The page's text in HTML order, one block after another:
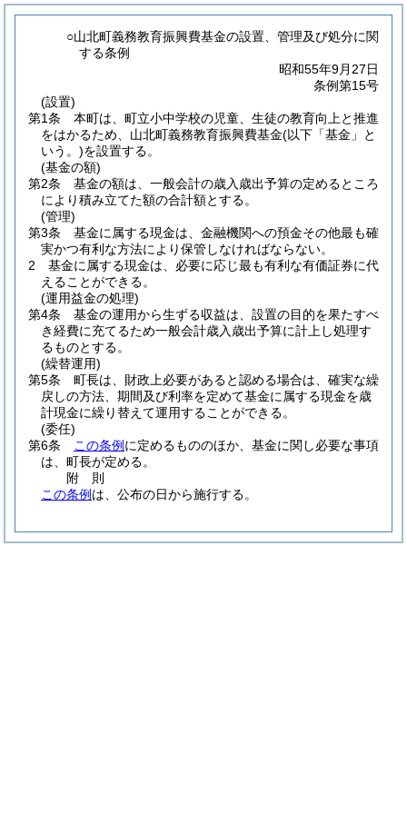
○山北町義務教育振興費基金の設置、管理及び処分に関
する条例
昭和55年9月27日
条例第15号
(設置)
第1条
本町は、町立小中学校の児童、生徒の教育向上と推進
をはかるため、山北町義務教育振興費基金(以下「基金」と
いう。)を設置する。
(基金の額)
第2条
基金の額は、一般会計の歳入歳出予算の定めるところ
により積み立てた額の合計額とする。
(管理)
第3条
基金に属する現金は、金融機関への預金その他最も確
実かつ有利な方法により保管しなければならない。
2
基金に属する現金は、必要に応じ最も有利な有価証券に代
えることができる。
(運用益金の処理)
第4条
基金の運用から生ずる収益は、設置の目的を果たすべ
き経費に充てるため一般会計歳入歳出予算に計上し処理す
るものとする。
(繰替運用)
第5条
町長は、財政上必要があると認める場合は、確実な繰
戻しの方法、期間及び利率を定めて基金に属する現金を歳
計現金に繰り替えて運用することができる。
(委任)
第6条
この条例 に定めるもののほか、基金に関し必要な事項
は、町長が定める。
附 則
この条例 は、公布の日から施行する。